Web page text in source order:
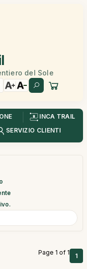
del Sole
INCA TRAIL
SERVIZIO CLIENTI
Page 1 of 1 1